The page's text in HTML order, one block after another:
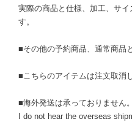
実際の商品と仕様、加工、サ
す。
■その他の予約商品、通常商品
■こちらのアイテムは注文取消
■海外発送は承っておりません。
I do not hear the overseas